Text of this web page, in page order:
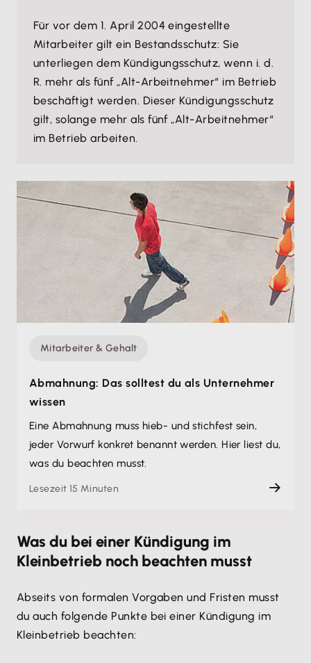
Für vor dem 1. April 2004 eingestellte
Mitarbeiter gilt ein Bestandsschutz: Sie
unterliegen dem Kündigungsschutz, wenn i. d.
R. mehr als fünf „Alt-Arbeitnehmer“ im Betrieb
beschäftigt werden. Dieser Kündigungsschutz
gilt, solange mehr als fünf „Alt-Arbeitnehmer“
im Betrieb arbeiten.
Mitarbeiter & Gehalt
Abmahnung: Das solltest du als Unternehmer
wissen
Eine Abmahnung muss hieb- und stichfest sein,
jeder Vorwurf konkret benannt werden. Hier liest du,
was du beachten musst.
Lesezeit 15 Minuten
Was du bei einer Kündigung im
Kleinbetrieb noch beachten musst
Abseits von formalen Vorgaben und Fristen musst
du auch folgende Punkte bei einer Kündigung im
Kleinbetrieb beachten: